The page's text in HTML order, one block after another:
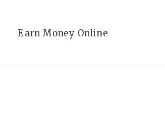
Earn Money Online